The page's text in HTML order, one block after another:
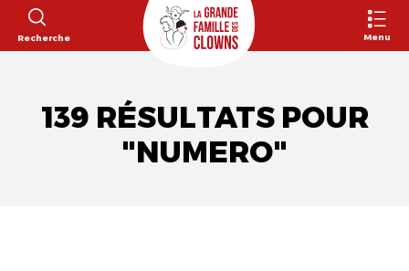
Recherche Menu
139 RÉSULTATS POUR
"NUMERO"